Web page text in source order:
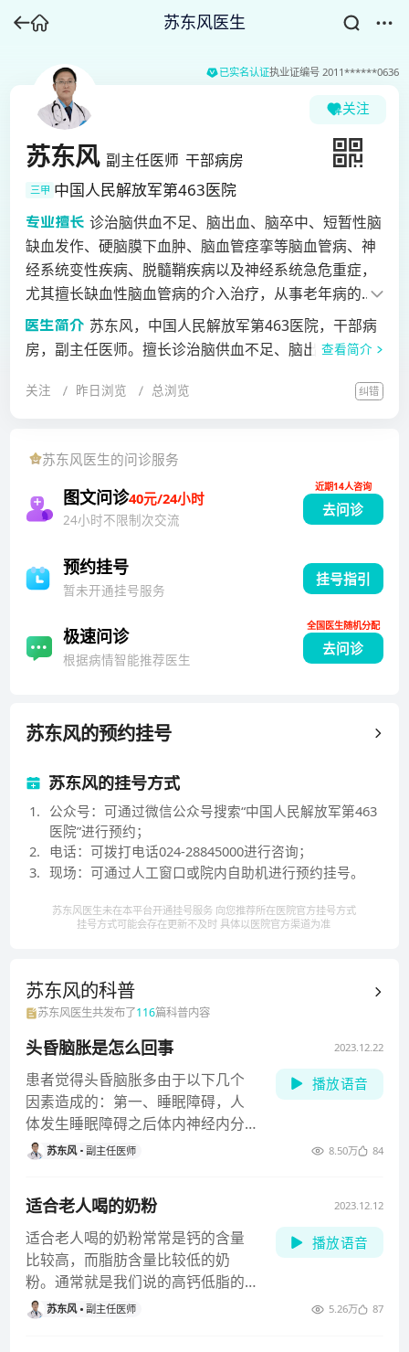
苏东风医生
已实名认证执业证编号 2011******0636
关注
苏东风 副主任医师 干部病房
三甲 中国人民解放军第463医院
诊治脑供血不足、脑出血、脑卒中、短暂性脑
缺血发作、硬脑膜下血肿、脑血管痉挛等脑血管病、神
经系统变性疾病、脱髓鞘疾病以及神经系统急危重症，
尤其擅长缺血性脑血管病的介入治疗，从事老年病的预
防和治疗。苏东风，中国人民解放军第463医院，干部病
房，副主任医师。擅长诊治脑供血不足、脑出血、脑卒
脑血管病、神经系统变性疾病、脱髓鞘疾病以及神经系
查看简介
关注 昨日浏览 总浏览 纠错
苏东风医生的问诊服务
图文问诊40元/24小时
24小时不限制次交流
去问诊
近期14人咨询
预约挂号
暂未开通挂号服务
挂号指引
极速问诊
根据病情智能推荐医生
去问诊
全国医生随机分配
苏东风的预约挂号
苏东风的挂号方式
1. 公众号：可通过微信公众号搜索“中国人民解放军第463
医院”进行预约；
2. 电话：可拨打电话024-28845000进行咨询；
3. 现场：可通过人工窗口或院内自助机进行预约挂号。
苏东风医生未在本平台开通挂号服务 向您推荐所在医院官方挂号方式
挂号方式可能会存在更新不及时 具体以医院官方渠道为准
苏东风的科普
苏东风医生共发布了116篇科普内容
头昏脑胀是怎么回事 2023.12.22
患者觉得头昏脑胀多由于以下几个
因素造成的：第一、睡眠障碍，人
体发生睡眠障碍之后体内神经内分
泌的功能出现紊乱，自我调节功能
播放语音
苏东风 副主任医师 8.50万 84
适合老人喝的奶粉 2023.12.12
适合老人喝的奶粉常常是钙的含量
比较高，而脂肪含量比较低的奶
粉。通常就是我们说的高钙低脂的
奶粉，这时因为老年人的钙的吸收
往
播放语音
苏东风 副主任医师 5.26万 87